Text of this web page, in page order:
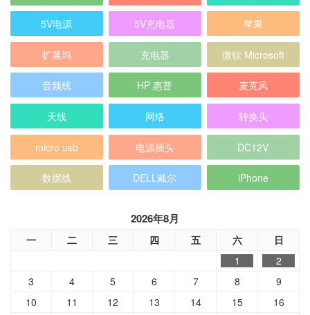
5V电源 5V充电器 苹果
扩展坞 充电器 微软 Microsoft
音频线 HP 惠普 麦克风
天线 网络 转换头
micro usb 电源插头 DC12V
数据线 DELL戴尔 iPhone
2026年8月
一 二 三 四 五 六 日
1
2
3
4 5 6 7 8
9
10
11 12 13 14 15
16